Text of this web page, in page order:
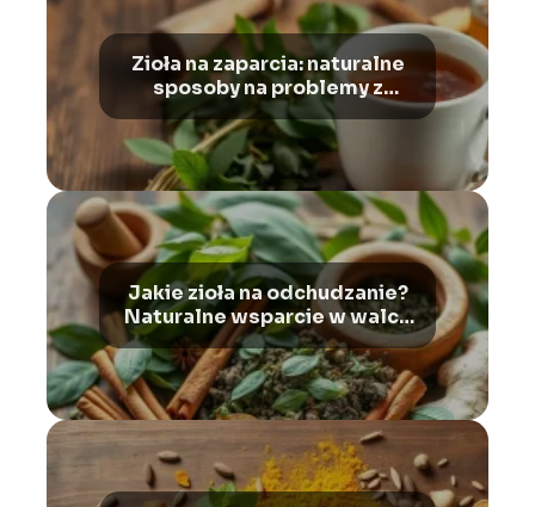
Zioła na zaparcia: naturalne
sposoby na problemy z
wypróżnianiem i wzdęcia
Jakie zioła na odchudzanie?
Naturalne wsparcie w walce
z nadwagą i otyłością